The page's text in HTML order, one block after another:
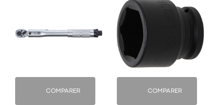
COMPARER COMPARER